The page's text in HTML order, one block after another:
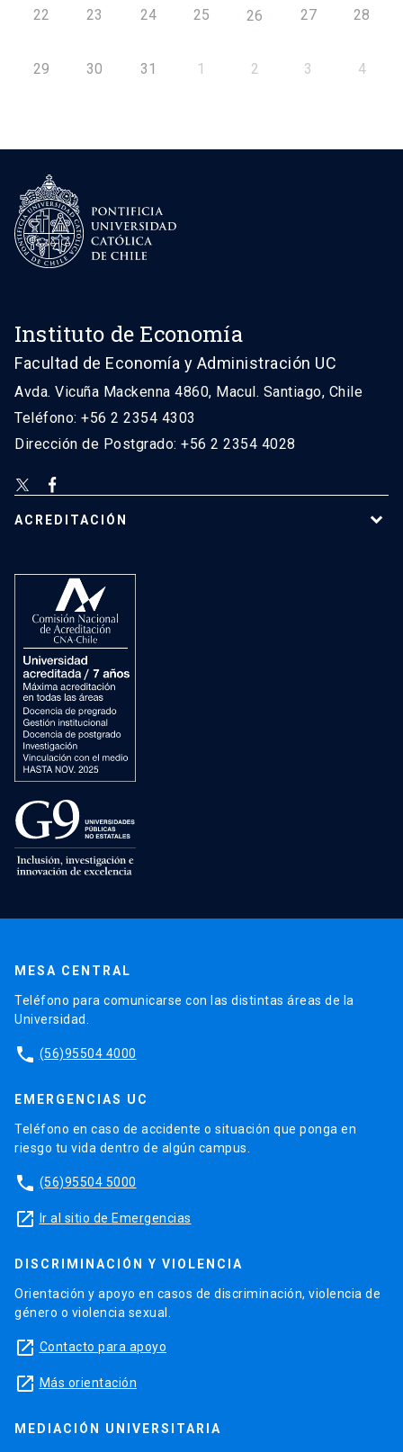
22 23 24 25 26 27 28
29 30 31 1 2 3 4
Instituto de Economía
Facultad de Economía y Administración UC
Avda. Vicuña Mackenna 4860, Macul. Santiago, Chile
Teléfono: +56 2 2354 4303
Dirección de Postgrado: +56 2 2354 4028
ACREDITACIÓN
MESA CENTRAL
Teléfono para comunicarse con las distintas áreas de la
Universidad.
phone (56)95504 4000
EMERGENCIAS UC
Teléfono en caso de accidente o situación que ponga en
riesgo tu vida dentro de algún campus.
phone (56)95504 5000
launch Ir al sitio de Emergencias
DISCRIMINACIÓN Y VIOLENCIA
Orientación y apoyo en casos de discriminación, violencia de
género o violencia sexual.
launch Contacto para apoyo
launch Más orientación
MEDIACIÓN UNIVERSITARIA